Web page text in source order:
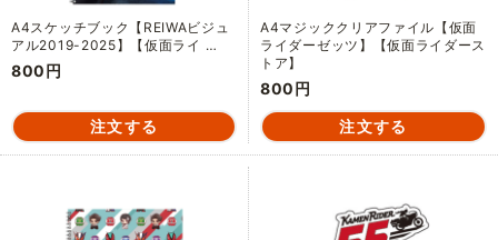
A4スケッチブック【REIWAビジュ
アル2019-2025】【仮面ライ …
800円
A4マジッククリアファイル【仮面
ライダーゼッツ】【仮面ライダース
トア】
800円